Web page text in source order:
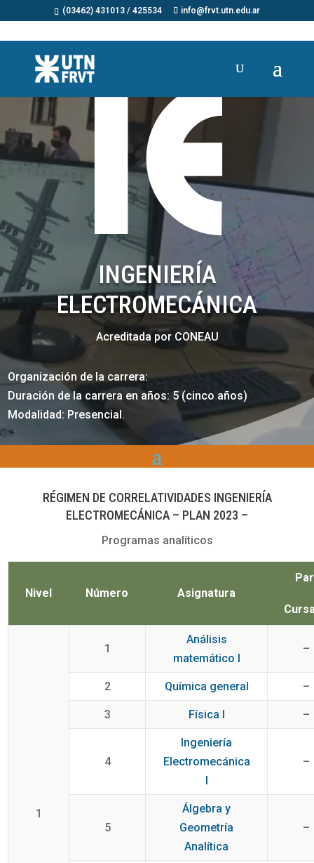
(03462) 431013 / 425534 info@frvt.utn.edu.ar
INGENIERÍA
ELECTROMECÁNICA
Acreditada por CONEAU
Organización de la carrera:
Duración de la carrera en años: 5 (cinco años)
Modalidad: Presencial.
RÉGIMEN DE CORRELATIVIDADES INGENIERÍA
ELECTROMECÁNICA – PLAN 2023 –
Programas analíticos
Nivel Número Asignatura
1
1
Análisis
matemático I
–
2 Química general –
3 Física I –
4
Ingeniería
Electromecánica
I
–
5
Álgebra y
Geometría
Analítica
–